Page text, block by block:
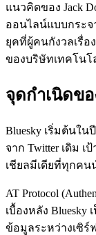
แนวคิดของ Jack
ออนไลน์แบบกระจ
ยุคที่ผู้คนกังวลเรื่อ
ของบริษัทเทคโนโ
จุดกำเนิดขอ
Bluesky เริ่มต้นใ
จาก Twitter เดิม
เชียลมีเดียที่ทุกคน
AT Protocol
เบื้องหลัง
ข้อมูลระหว่างเซิร์